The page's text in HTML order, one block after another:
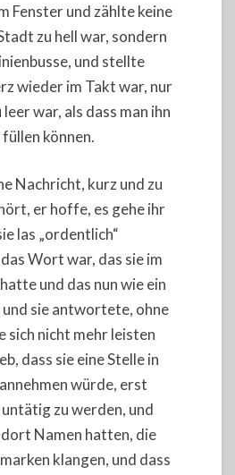
Fenster und zählte keine
zu hell war, sondern
und stellte
wieder im Takt war, nur
war, als dass man ihn
können.
Nachricht, kurz und zu
er hoffe, es gehe ihr
las „ordentlich“
Wort war, das sie im
und das nun wie ein
sie antwortete, ohne
sich nicht mehr leisten
dass sie eine Stelle in
würde, erst
zu werden, und
Namen hatten, die
klangen, und dass